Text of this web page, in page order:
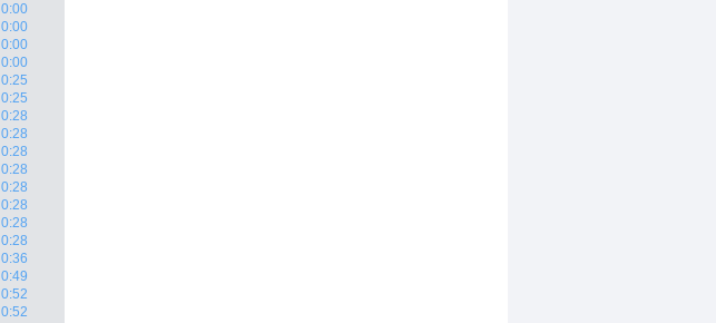
0:00
0:00
0:00
0:00
0:25
0:25
0:28
0:28
0:28
0:28
0:28
0:28
0:28
0:28
0:36
0:49
0:52
0:52